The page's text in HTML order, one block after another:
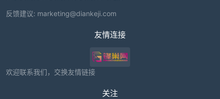
反馈建议: marketing@diankeji.com
友情连接
欢迎联系我们，交换友情链接
关注